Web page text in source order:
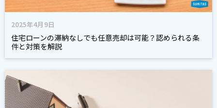
2025年4月9日
住宅ローンの滞納なしでも任意売却は可能？認められる条
件と対策を解説